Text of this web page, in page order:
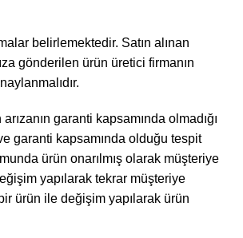
belirlemektedir. Satın alınan
gönderilen ürün üretici firmanın
garanti kapsamında olmadığı
garanti kapsamında olduğu tespit
ürün onarılmış olarak müşteriye
yapılarak tekrar müşteriye
ürün ile değişim yapılarak ürün